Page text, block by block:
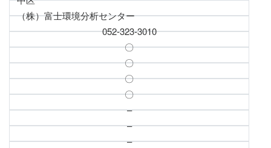
（株）富士環境分析センター
052-323-3010
〇
〇
〇
〇
–
–
–